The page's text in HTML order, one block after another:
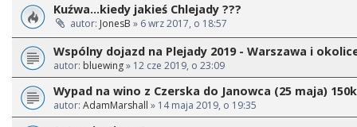
Kuźwa...kiedy jakieś Chlejady ???
autor: JonesB » 6 wrz 2017, o 18:57
Wspólny dojazd na Plejady 2019 - Warszawa i
autor: bluewing» 12 cze 2019, o 23:09
Wypad na wino z Czerska do Janowca (25 maja)
autor: AdamMarshall » 14 maja 2019, o 19:35